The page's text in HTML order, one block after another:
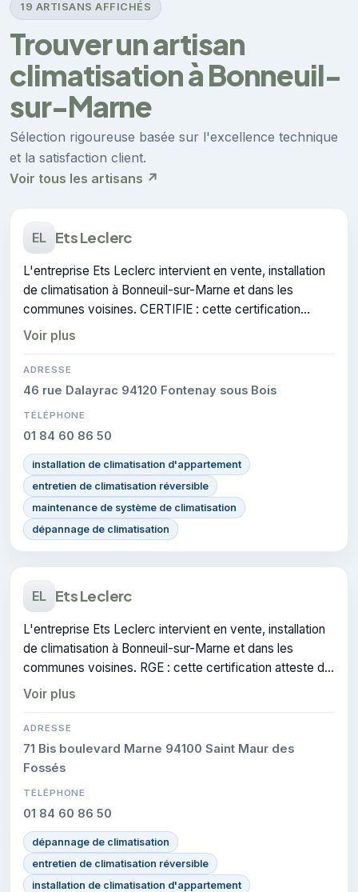
19 ARTISANS AFFICHÉS
Trouver un artisan
climatisation à Bonneuil-
sur-Marne
Sélection rigoureuse basée sur l'excellence technique
et la satisfaction client.
Voir tous les artisans ↗
EL Ets Leclerc
L'entreprise Ets Leclerc intervient en vente, installation
de climatisation à Bonneuil-sur-Marne et dans les
communes voisines. CERTIFIE : cette certification
atteste du savoir-faire de l'entreprise.
Voir plus
ADRESSE
46 rue Dalayrac 94120 Fontenay sous Bois
TÉLÉPHONE
01 84 60 86 50
installation de climatisation d'appartement
entretien de climatisation réversible
maintenance de système de climatisation
dépannage de climatisation
EL Ets Leclerc
L'entreprise Ets Leclerc intervient en vente, installation
de climatisation à Bonneuil-sur-Marne et dans les
communes voisines. RGE : cette certification atteste du
savoir-faire de l'entreprise.
Voir plus
ADRESSE
71 Bis boulevard Marne 94100 Saint Maur des
Fossés
TÉLÉPHONE
01 84 60 86 50
dépannage de climatisation
entretien de climatisation réversible
installation de climatisation d'appartement